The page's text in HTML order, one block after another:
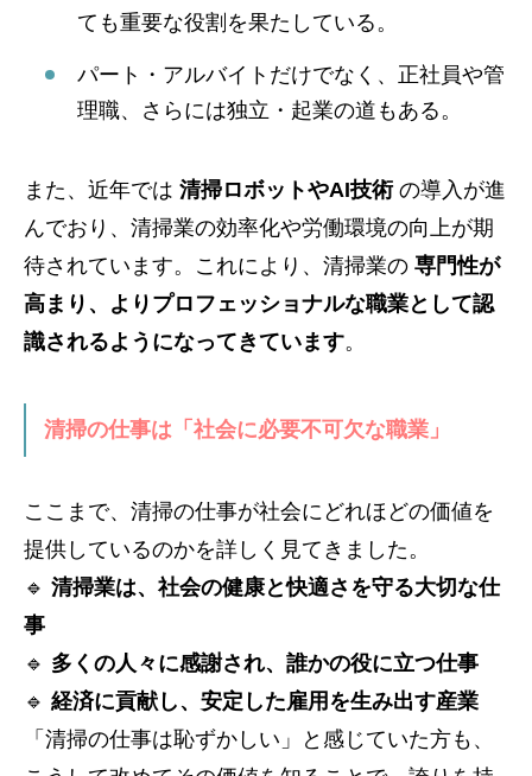
ても重要な役割を果たしている。
パート・アルバイトだけでなく、正社員や管
理職、さらには独立・起業の道もある。
また、近年では 清掃ロボットやAI技術の導入が進
んでおり、清掃業の効率化や労働環境の向上が期
待されています。これにより、清掃業の 専門性が
高まり、よりプロフェッショナルな職業として認
識されるようになってきています。
清掃の仕事は「社会に必要不可欠な職業」
ここまで、清掃の仕事が社会にどれほどの価値を
提供しているのかを詳しく見てきました。
🔹 清掃業は、社会の健康と快適さを守る大切な仕
事
🔹 多くの人々に感謝され、誰かの役に立つ仕事
🔹 経済に貢献し、安定した雇用を生み出す産業
「清掃の仕事は恥ずかしい」と感じていた方も、